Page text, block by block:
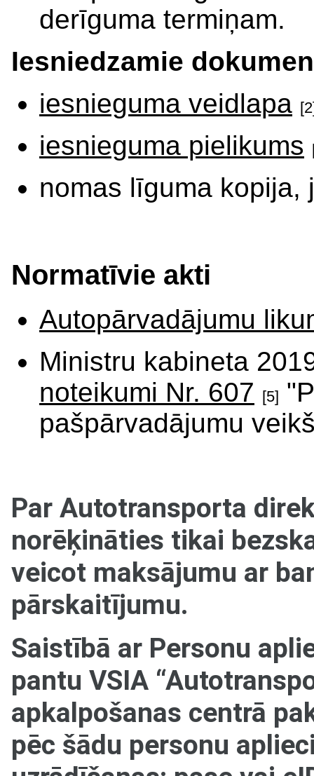
derīguma termiņam.
Iesniedzamie
iesnieguma veidlapa
iesnieguma pielikums
nomas līguma kopija,
Normatīvie akti
Autopārvadājumu
Ministru kabineta
noteikumi Nr. 607 [5]
pašpārvadājumu
Par Autotransporta
norēķināties tikai
veicot maksājumu ar
pārskaitījumu.
Saistībā ar Personu
pantu VSIA
apkalpošanas centrā
pēc šādu personu